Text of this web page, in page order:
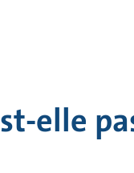
elle